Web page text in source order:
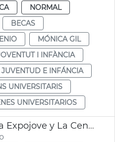
NORMAL
BECAS
MÓNICA GIL
I INFÀNCIA
E INFÁNCIA
UNIVERSITARIS
UNIVERSITARIOS
Balance de visitas a Expojove y La Central